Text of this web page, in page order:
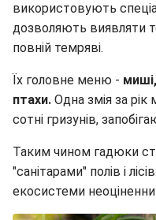
використовують
дозволяють виявляти
повній темряві.
Їх головне меню -
птахи. Одна змія за
сотні гризунів,
Таким чином гадюки
"санітарами" полів і
екосистеми